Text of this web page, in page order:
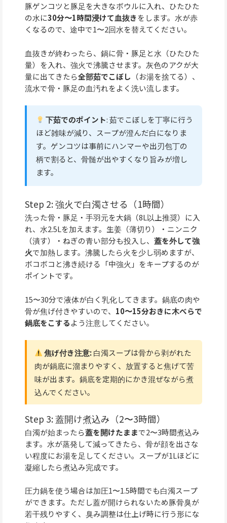
豚ゲンコツと豚足を大きなボウルに入れ、ひたひた
の水に30分〜1時間浸けて血抜きをします。水が赤
くなるので、途中で1〜2回水を替えてください。
血抜きが終わったら、鍋に骨・豚足と水（ひたひた
量）を入れ、強火で沸騰させます。灰色のアクが大
量に出てきたら全部茹でこぼし （お湯を捨てる）、
流水で骨・豚足の血汚れをよく洗い流します。
下茹でのポイント: 茹でこぼしを丁寧に行う
ほど雑味が減り、スープが澄んだ白になりま
す。ゲンコツは事前にハンマーや出刃包丁の
柄で割ると、骨髄が出やすくなり旨みが増し
ます。
Step 2: 強火で白濁させる（1時間）
洗った骨・豚足・手羽元を大鍋（8L以上推奨）に入
れ、水2.5Lを加えます。生姜（薄切り）・ニンニク
（潰す）・ねぎの青い部分も投入し、 蓋を外して強
火で加熱します。沸騰したら火を少し弱めますが、
ボコボコと沸き続ける「中強火」をキープするのが
ポイントです。
15〜30分で液体が白く乳化してきます。鍋底の肉や
骨が焦げ付きやすいので、 10〜15分おきに木べらで
鍋底をこするよう注意してください。
焦げ付き注意:白濁スープは骨から剥がれた
肉が鍋底に溜まりやすく、放置すると焦げて苦
味が出ます。鍋底を定期的にかき混ぜながら煮
込んでください。
Step 3: 蓋開け煮込み（2〜3時間）
白濁が始まったら蓋を開けたままで2〜3時間煮込み
ます。水が蒸発して減ってきたら、骨が顔を出さな
い程度にお湯を足してください。スープが1Lほどに
凝縮したら煮込み完成です。
圧力鍋を使う場合は加圧1〜1.5時間でも白濁スープ
ができます。ただし蓋が開けられないため豚骨臭が
若干残りやすく、臭み調整は仕上げ時に行う形にな